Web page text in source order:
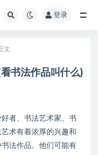
登录
文
书法作品叫什么)
者、书法艺术家、书
术有着浓厚的兴趣和
法作品。他们可能有